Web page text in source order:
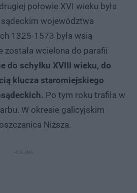
połowie XVI wieku była
województwa
1325-1573 była wsią
została wcielona do parafii
do schyłku XVIII wieku, do
klucza staromiejskiego
Po tym roku trafiła w
W okresie galicyjskim
Niższa.